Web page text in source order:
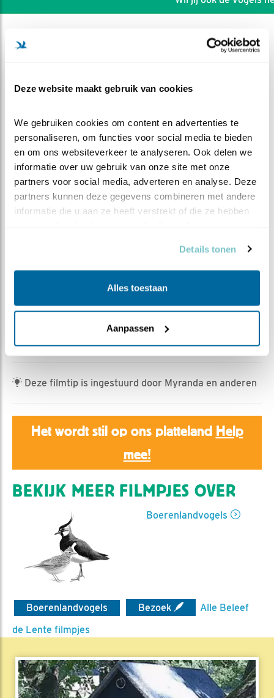
Deze website maakt gebruik van cookies
We gebruiken cookies om content en advertenties te
personaliseren, om functies voor social media te bieden
en om ons websiteverkeer te analyseren. Ook delen we
informatie over uw gebruik van onze site met onze
partners voor social media, adverteren en analyse. Deze
partners kunnen deze gegevens combineren met andere
informatie die u aan ze heeft verstrekt of die ze hebben
Details tonen
Alles toestaan
Aanpassen
DEEL DIT FILMPJE
Bonnie | Geplaatst op 5 juli 2024, 21:20 |
Vind ik leuk
Bewaar dit filmpje|
255x
Beleef de Lente hoeft niet alleen maar te focusen op
vogels! We zien ook zoogdieren voorbij komen, zoals de
haas!
Deze filmtip is ingestuurd door Myranda en anderen
Het wordt stil op ons platteland Help
mee!
BEKIJK MEER FILMPJES OVER
Boerenlandvogels
Boerenlandvogels Bezoek
Alle Beleef
de Lente filmpjes